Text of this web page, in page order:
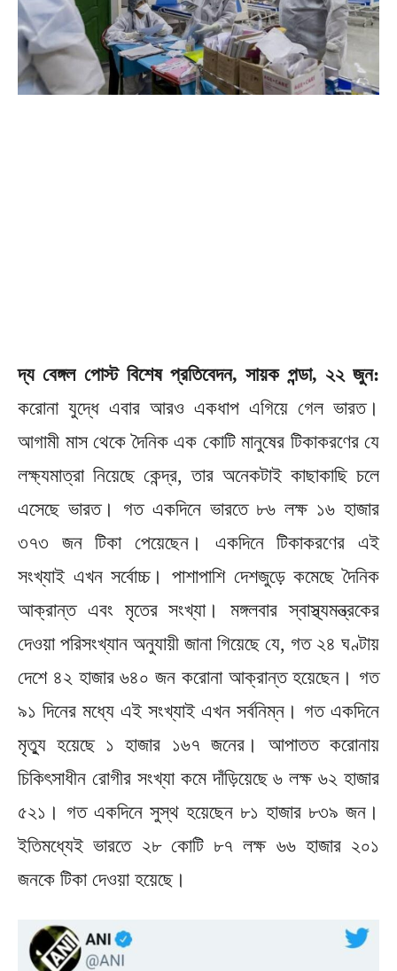
দ্য বেঙ্গল পোস্ট বিশেষ প্রতিবেদন, সায়ক পন্ডা, ২২ জুন:
করোনা যুদ্ধে এবার আরও একধাপ এগিয়ে গেল ভারত।
আগামী মাস থেকে দৈনিক এক কোটি মানুষের টিকাকরণের যে
লক্ষ্যমাত্রা নিয়েছে কেন্দ্র, তার অনেকটাই কাছাকাছি চলে
এসেছে ভারত। গত একদিনে ভারতে ৮৬ লক্ষ ১৬ হাজার
৩৭৩ জন টিকা পেয়েছেন। একদিনে টিকাকরণের এই
সংখ্যাই এখন সর্বোচ্চ। পাশাপাশি দেশজুড়ে কমেছে দৈনিক
আক্রান্ত এবং মৃতের সংখ্যা। মঙ্গলবার স্বাস্থ্যমন্ত্রকের
দেওয়া পরিসংখ্যান অনুযায়ী জানা গিয়েছে যে, গত ২৪ ঘণ্টায়
দেশে ৪২ হাজার ৬৪০ জন করোনা আক্রান্ত হয়েছেন। গত
৯১ দিনের মধ্যে এই সংখ্যাই এখন সর্বনিম্ন। গত একদিনে
মৃত্যু হয়েছে ১ হাজার ১৬৭ জনের। আপাতত করোনায়
চিকিৎসাধীন রোগীর সংখ্যা কমে দাঁড়িয়েছে ৬ লক্ষ ৬২ হাজার
৫২১। গত একদিনে সুস্থ হয়েছেন ৮১ হাজার ৮৩৯ জন।
ইতিমধ্যেই ভারতে ২৮ কোটি ৮৭ লক্ষ ৬৬ হাজার ২০১
জনকে টিকা দেওয়া হয়েছে।